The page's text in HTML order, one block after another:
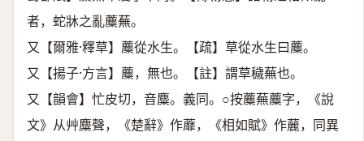
者，蛇牀之亂蘪蕪。
又【爾雅·釋草】蘪從水生。【疏】草從水生曰蘪。
又【揚子·方言】蘪，無也。【註】謂草穢蕪也。
又【韻會】忙皮切，音麋。義同。○按蘪蕪蘪字，《說
文》从艸麋聲，《楚辭》作蘼，《相如賦》作䕻，同異